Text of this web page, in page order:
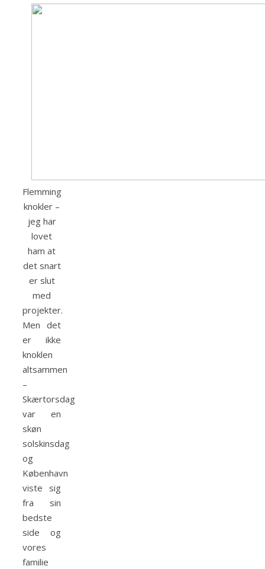
Flemming
knokler –
jeg har
lovet
ham at
det snart
er slut
med
projekter.
Men det
er ikke
knoklen
altsammen
–
Skærtorsdag
var en
skøn
solskinsdag
og
København
viste sig
fra sin
bedste
side og
vores
familie